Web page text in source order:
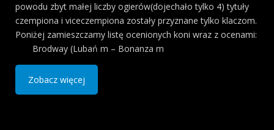
powodu zbyt małej liczby ogierów(dojechało tylko 4) tytuły
czempiona i viceczempiona zostały przyznane tylko klaczom.
Poniżej zamieszczamy listę ocenionych koni wraz z ocenami:
Brodway (Lubań m – Bonanza m
Zobacz więcej